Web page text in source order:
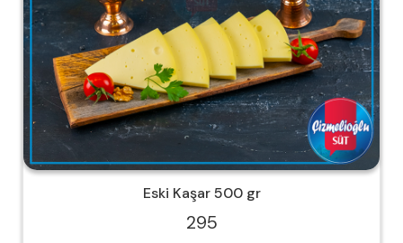
Eski Kaşar 500 gr
295